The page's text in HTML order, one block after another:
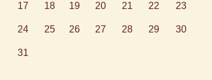
17 18 19 20 21 22 23
24 25 26 27 28 29 30
31